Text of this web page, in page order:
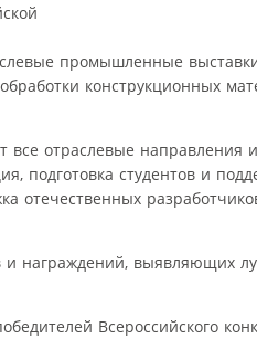
промышленные
конструкционных
все отраслевые
подготовка студентов и
отечественных
и награждений, выявляющих
Всероссийского